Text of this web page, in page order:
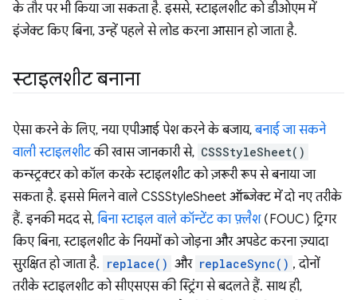
के तौर पर भी किया जा सकता है. इससे, स्टाइलशीट को डीओएम में
इंजेक्ट किए बिना, उन्हें पहले से लोड करना आसान हो जाता है.
स्टाइलशीट बनाना
ऐसा करने के लिए, नया एपीआई पेश करने के बजाय,बनाई जा सकने
वाली स्टाइलशीटकी खास जानकारी से, CSSStyleSheet()
कन्स्ट्रक्टर को कॉल करके स्टाइलशीट को ज़रूरी रूप से बनाया जा
सकता है. इससे मिलने वाले CSSStyleSheet ऑब्जेक्ट में दो नए तरीके
हैं. इनकी मदद से, बिना स्टाइल वाले कॉन्टेंट का फ़्लैश(FOUC) ट्रिगर
किए बिना, स्टाइलशीट के नियमों को जोड़ना और अपडेट करना ज़्यादा
सुरक्षित हो जाता है. replace() और replaceSync() , दोनों
तरीके स्टाइलशीट को सीएसएस की स्ट्रिंग से बदलते हैं. साथ ही,